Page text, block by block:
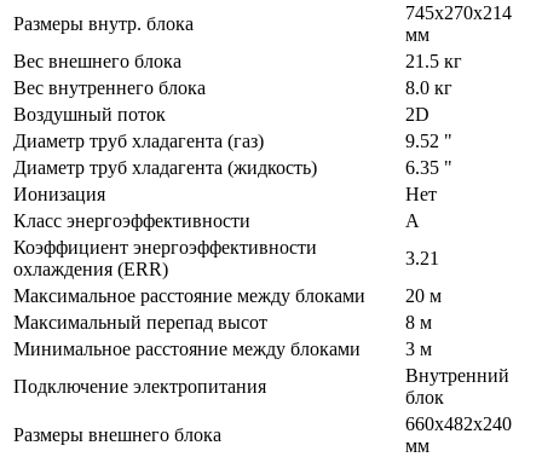
Размеры внутр. блока
745х270х214
мм
Вес внешнего блока
21.5 кг
Вес внутреннего блока
8.0 кг
Воздушный поток
2D
Диаметр труб хладагента (газ)
9.52 "
Диаметр труб хладагента (жидкость)
6.35 "
Ионизация
Нет
Класс энергоэффективности
A
Коэффициент энергоэффективности
охлаждения (ERR)
3.21
Максимальное расстояние между блоками
20 м
Максимальный перепад высот
8 м
Минимальное расстояние между блоками
3 м
Подключение электропитания
Внутренний
блок
Размеры внешнего блока
660х482х240
мм